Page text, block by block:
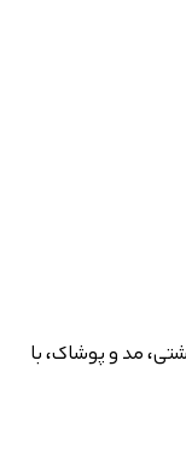
مد و پوشاک، با